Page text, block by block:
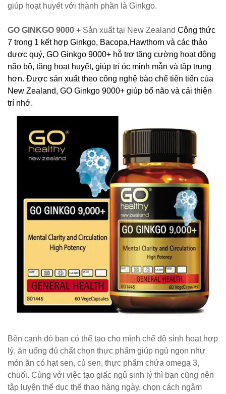
giúp hoạt huyết với thành phần là Ginkgo.
GO GINKGO 9000 + Sản xuất tại New Zealand Công thức
7 trong 1 kết hợp Ginkgo, Bacopa,Hawthorn và các thảo
dược quý, GO Ginkgo 9000+ hỗ trợ tăng cường hoạt động
não bộ, tăng hoạt huyết, giúp trí óc minh mẫn và tập trung
hơn. Được sản xuất theo công nghệ bào chế tiên tiến của
New Zealand, GO Ginkgo 9000+ giúp bổ não và cải thiện
trí nhớ.
Bên cạnh đó bạn có thể tạo cho mình chế độ sinh hoạt hợp
lý, ăn uống đủ chất chọn thực phẩm giúp ngủ ngon như
món ăn có hạt sen, củ sen, thực phẩm chứa omega 3,
chuối. Cùng với việc tạo giấc ngủ sinh lý thì bạn cũng nên
tập luyện thể dục thể thao hàng ngày, chọn cách ngâm